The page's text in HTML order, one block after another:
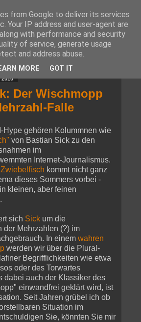
2010
Der Wischmopp
Falle
Hype gehören Kolummnen wie
von Bastian Sick zu den
im
Internet-Journalismus.
Zwiebelfisch kommt nicht ganz
dieses Sommers vorbei -
kleinen, aber feinen
sich Sick um die
der Mehrzahlen (?) im
In einem wahren
werden wir über die Plural-
Begrifflichkeiten wie etwa
oder des Torwartes
dabei auch der Klassiker des
einwandfrei geklärt wird, ist
Seit Jahren grübel ich ob
Situation im
Sie, könnten Sie mir
from Google to deliver its services
Your IP address and user-agent are
with performance and security
of service, generate usage
and address abuse.
MORE GOT IT